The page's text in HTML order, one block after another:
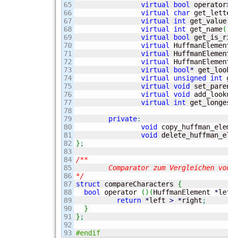
65
66
67
68
69
70
71
72
73
74
75
76
77
78
79
80
81
82
83
84
85
86
87
88
89
90
91
92
virtual
bool operator
virtual
char
virtual
int get_value
virtual
int get_name(
virtual
bool
virtual
virtual
virtual
virtual
bool*
virtual
unsigned int
virtual void
virtual void
virtual
int
private:
void
void
} ;
/**
*/
struct compareCharacters {
bool operator ( ) (HuffmanElement *
return *left > *right ;
}
} ;
#endif